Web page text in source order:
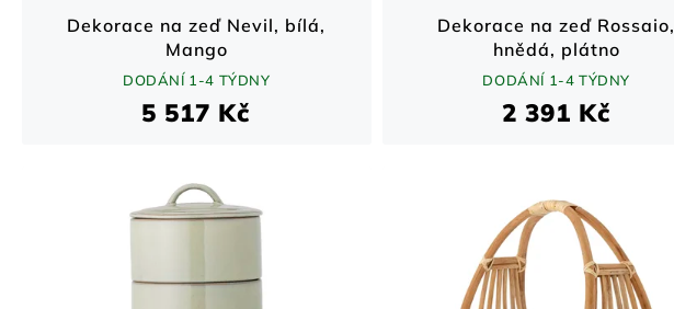
Dekorace na zeď Nevil, bílá,
Mango
DODÁNÍ 1-4 TÝDNY
5 517 Kč
Dekorace na zeď Rossaio,
hnědá, plátno
DODÁNÍ 1-4 TÝDNY
2 391 Kč